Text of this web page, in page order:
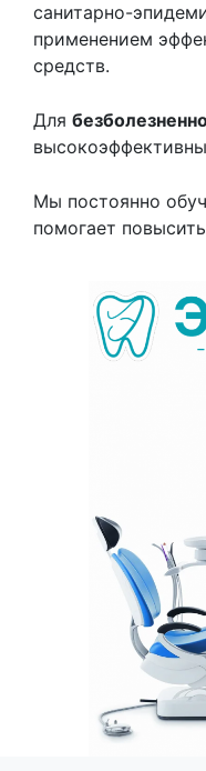
санитарно-
применением
средств.
Для
Мы постоянно
помогает